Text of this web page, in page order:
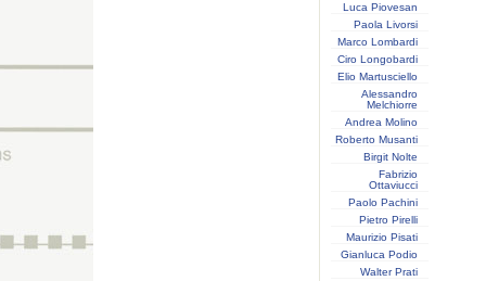
Luca Piovesan
Paola Livorsi
Marco Lombardi
Ciro Longobardi
Elio Martusciello
Alessandro
Melchiorre
Andrea Molino
Roberto Musanti
Birgit Nolte
Fabrizio
Ottaviucci
Paolo Pachini
Pietro Pirelli
Maurizio Pisati
Gianluca Podio
Walter Prati